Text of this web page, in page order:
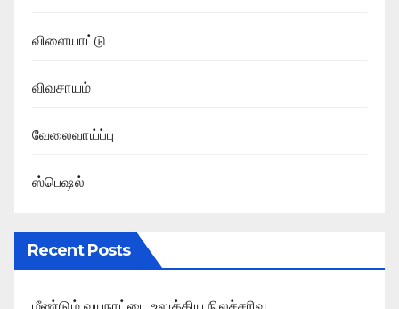
விளையாட்டு
விவசாயம்
வேலைவாய்ப்பு
ஸ்பெஷல்
Recent Posts
மீண்டும் வயநாட்டை உலுக்கிய நிலச்சரிவு